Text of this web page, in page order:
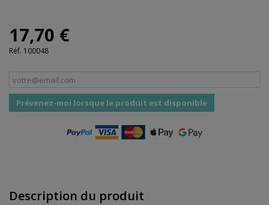
17,70 €
Réf. 100048
Prévenez-moi lorsque le produit est disponible
Description du produit